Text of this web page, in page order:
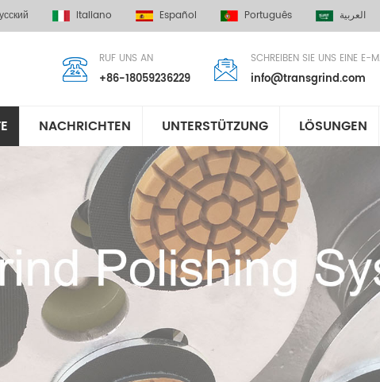
Italiano Español Português العربية
RUF UNS AN
+86-18059236229
SCHREIBEN SIE UNS EINE E-
info@transgrind.com
NACHRICHTEN UNTERSTÜTZUNG LÖSUNGEN